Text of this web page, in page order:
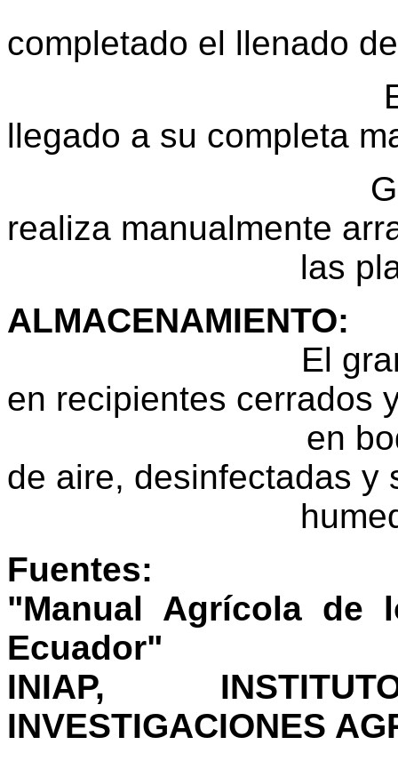
completado el llenado
En seco:
llegado a su completa
realiza manualmente
las plantas
ALMACENAMIENTO:
El grano seco
en recipientes
en bodegas
de aire, desinfectadas y
Fuentes:
"Manual Agrícola de
Ecuador"
INIAP,
INVESTIGACIONES